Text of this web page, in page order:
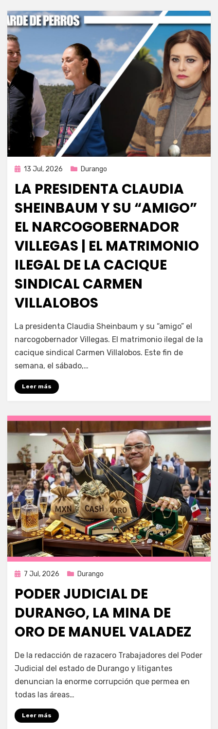
Publicada
13 Jul, 2026 Durango
LA PRESIDENTA CLAUDIA
SHEINBAUM Y SU “AMIGO”
EL NARCOGOBERNADOR
VILLEGAS | EL MATRIMONIO
ILEGAL DE LA CACIQUE
SINDICAL CARMEN
VILLALOBOS
Fernando Miranda Servín
La presidenta Claudia Sheinbaum y su “amigo” el
narcogobernador Villegas. El matrimonio ilegal de la
cacique sindical Carmen Villalobos. Este fin de
semana, el sábado,…
Leer más
Publicada
7 Jul, 2026 Durango
PODER JUDICIAL DE
DURANGO, LA MINA DE
ORO DE MANUEL VALADEZ
por Fernando Miranda Servín
De la redacción de razacero Trabajadores del Poder
Judicial del estado de Durango y litigantes
denuncian la enorme corrupción que permea en
todas las áreas…
Leer más